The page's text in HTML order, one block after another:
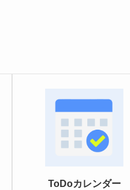
ToDoカレンダー